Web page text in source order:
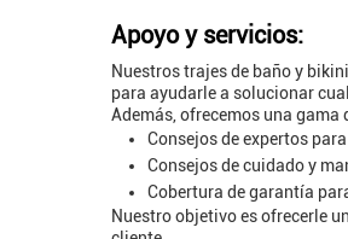
Apoyo y servicios:
Nuestros trajes de baño y
para ayudarle a solucionar
Además, ofrecemos una
Consejos de expertos
Consejos de cuidado y
Cobertura de garantía
Nuestro objetivo es ofrecerle